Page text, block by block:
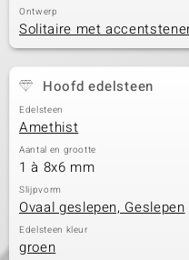
Ontwerp
Solitaire met
Hoofd edelsteen
Edelsteen
Amethist
Aantal en grootte
1 à 8x6 mm
Slijpvorm
Ovaal geslepen, Geslepen
Edelsteen kleur
groen